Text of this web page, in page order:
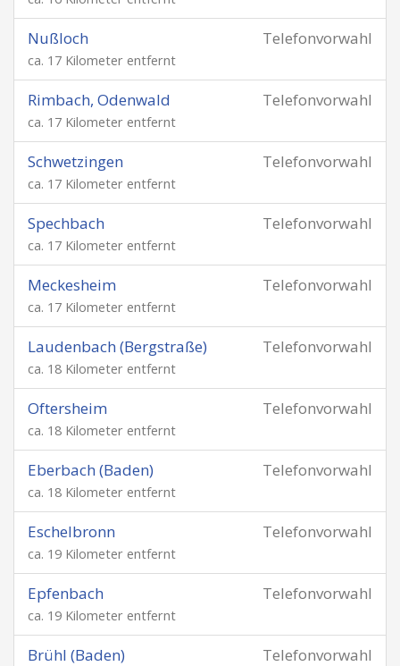
Telefonvorwahl
Nußloch
ca. 17 Kilometer entfernt
Telefonvorwahl
Rimbach, Odenwald
ca. 17 Kilometer entfernt
Telefonvorwahl
Schwetzingen
ca. 17 Kilometer entfernt
Telefonvorwahl
Spechbach
ca. 17 Kilometer entfernt
Telefonvorwahl
Meckesheim
ca. 17 Kilometer entfernt
Telefonvorwahl
Laudenbach (Bergstraße)
ca. 18 Kilometer entfernt
Telefonvorwahl
Oftersheim
ca. 18 Kilometer entfernt
Telefonvorwahl
Eberbach (Baden)
ca. 18 Kilometer entfernt
Telefonvorwahl
Eschelbronn
ca. 19 Kilometer entfernt
Telefonvorwahl
Epfenbach
ca. 19 Kilometer entfernt
Telefonvorwahl
Brühl (Baden)